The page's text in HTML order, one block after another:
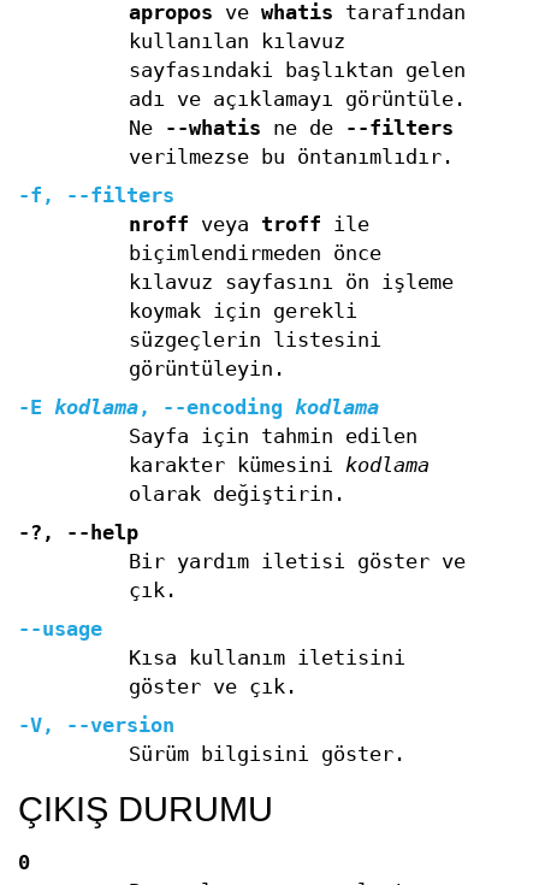
apropos ve whatis tarafından
kullanılan kılavuz
sayfasındaki başlıktan gelen
adı ve açıklamayı görüntüle.
Ne
--whatis ne de
--filters
verilmezse bu öntanımlıdır.
-f ,
--filters
nroff veya troff ile
biçimlendirmeden önce
kılavuz sayfasını ön işleme
koymak için gerekli
süzgeçlerin listesini
görüntüleyin.
-E kodlama, --encoding kodlama
Sayfa için tahmin edilen
karakter kümesini kodlama
olarak değiştirin.
-? ,
--help
Bir yardım iletisi göster ve
çık.
--usage
Kısa kullanım iletisini
göster ve çık.
-V,
--version
Sürüm bilgisini göster.
ÇIKIŞ DURUMU
0